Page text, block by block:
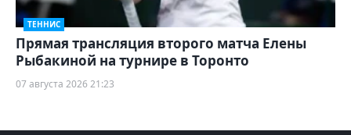
ТЕННИС
Прямая трансляция второго матча Елены
Рыбакиной на турнире в Торонто
07 августа 2026 21:23